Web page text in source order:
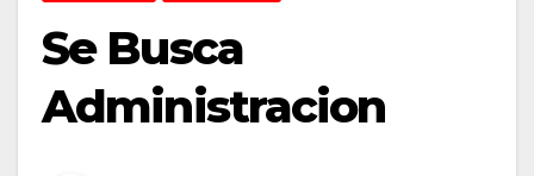
Se Busca
Administracion